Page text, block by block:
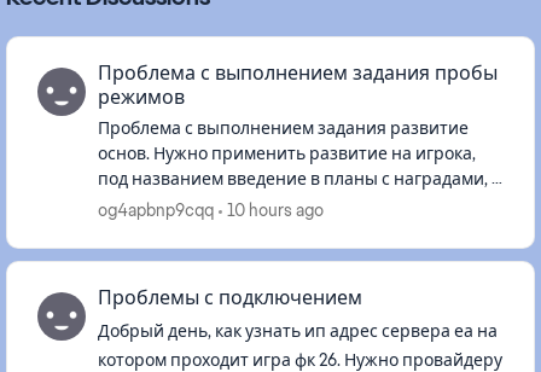
Проблема с выполнением задания пробы
режимов
Проблема с выполнением задания развитие
основ. Нужно применить развитие на игрока,
под названием введение в планы с наградами, а
этого развития у меня нет, из-за этого доступа к
og4apbnp9cqq 10 hours ago
Проблемы с подключением
Добрый день, как узнать ип адрес сервера еа на
котором проходит игра фк 26. Нужно провайдеру